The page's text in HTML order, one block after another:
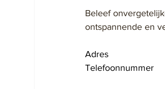
Beleef
ontspannende en